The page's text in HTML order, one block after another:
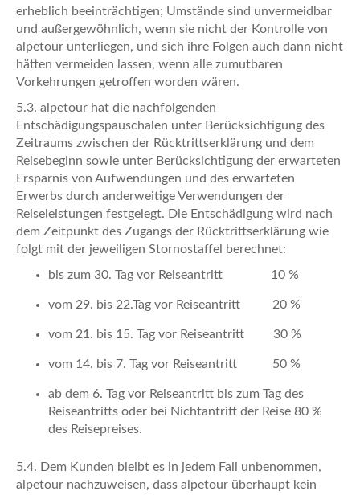
erheblich beeinträchtigen; Umstände sind unvermeidbar
und außergewöhnlich, wenn sie nicht der Kontrolle von
alpetour unterliegen, und sich ihre Folgen auch dann nicht
hätten vermeiden lassen, wenn alle zumutbaren
Vorkehrungen getroffen worden wären.
5.3. alpetour hat die nachfolgenden
Entschädigungspauschalen unter Berücksichtigung des
Zeitraums zwischen der Rücktrittserklärung und dem
Reisebeginn sowie unter Berücksichtigung der erwarteten
Ersparnis von Aufwendungen und des erwarteten
Erwerbs durch anderweitige Verwendungen der
Reiseleistungen festgelegt. Die Entschädigung wird nach
dem Zeitpunkt des Zugangs der Rücktrittserklärung wie
folgt mit der jeweiligen Stornostaffel berechnet:
bis zum 30. Tag vor Reiseantritt 10 %
vom 29. bis 22.Tag vor Reiseantritt 20 %
vom 21. bis 15. Tag vor Reiseantritt 30 %
vom 14. bis 7. Tag vor Reiseantritt 50 %
ab dem 6. Tag vor Reiseantritt bis zum Tag des
Reiseantritts oder bei Nichtantritt der Reise 80 %
des Reisepreises.
5.4. Dem Kunden bleibt es in jedem Fall unbenommen,
alpetour nachzuweisen, dass alpetour überhaupt kein